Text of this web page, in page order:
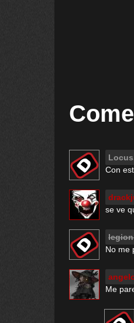
Con
se ve
No me
Me